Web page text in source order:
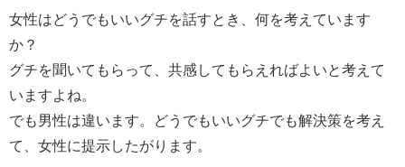
女性はどうでもいいグチを話すとき、何を考えています
か？
グチを聞いてもらって、共感してもらえればよいと考えて
いますよね。
でも男性は違います。どうでもいいグチでも解決策を考え
て、女性に提示したがります。